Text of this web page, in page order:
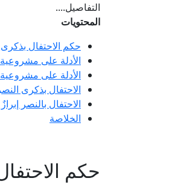
التفاصيل....
المحتويات
حكم الاحتفال بذكرى
الأدلة على مشروعية
الأدلة على
الاحتفال بذكرى
الاحتفال بالنصر
الخلاصة
حكم